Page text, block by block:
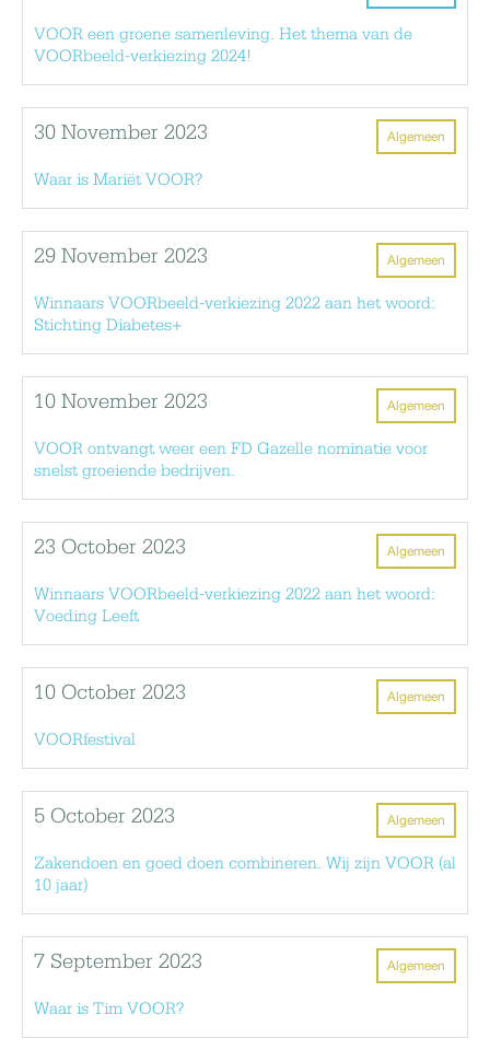
VOOR een groene samenleving. Het thema van de
VOORbeeld-verkiezing 2024!
Algemeen
30 November 2023
Waar is Mariët VOOR?
Algemeen
29 November 2023
Winnaars VOORbeeld-verkiezing 2022 aan het woord:
Stichting Diabetes+
Algemeen
10 November 2023
VOOR ontvangt weer een FD Gazelle nominatie voor
snelst groeiende bedrijven.
Algemeen
23 October 2023
Winnaars VOORbeeld-verkiezing 2022 aan het woord:
Voeding Leeft
Algemeen
10 October 2023
VOORfestival
Algemeen
5 October 2023
Zakendoen en goed doen combineren. Wij zijn VOOR (al
10 jaar)
Algemeen
7 September 2023
Waar is Tim VOOR?